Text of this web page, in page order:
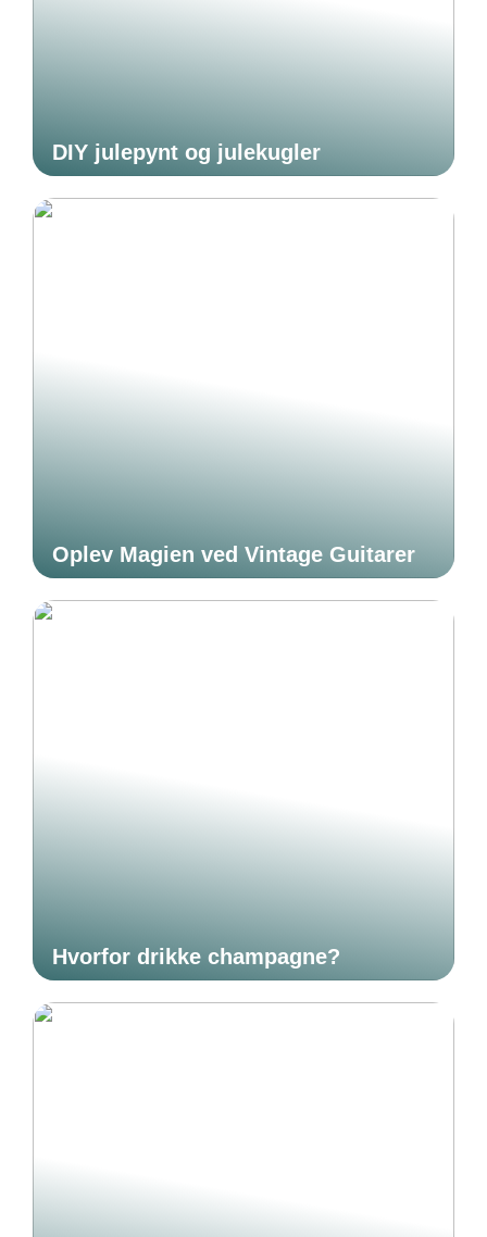
DIY julepynt og julekugler
Oplev Magien ved Vintage Guitarer
Hvorfor drikke champagne?